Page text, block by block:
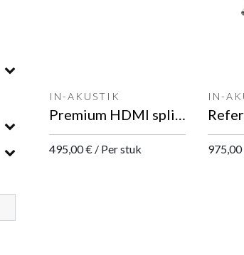
IN-AKUSTIK
Premium HDMI splitter 1<8 – UHD 10.2 Gbps
495,00€ / Per stuk
IN-
975,00